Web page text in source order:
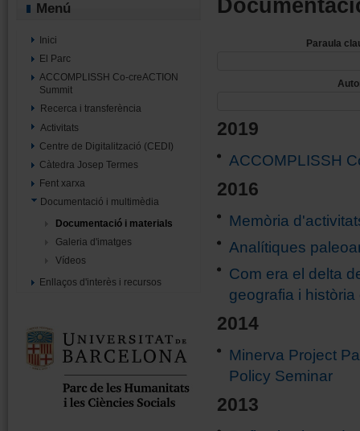
Menú
Inici
El Parc
ACCOMPLISSH Co-creACTION
Summit
Recerca i transferència
Activitats
Centre de Digitalització (CEDI)
Càtedra Josep Termes
Fent xarxa
Documentació i multimèdia
Documentació i materials
Galeria d'imatges
Vídeos
Enllaços d'interès i recursos
Paraula
2019
ACCOMPLISSH
2016
Memòria
Analítiques
Com era el delta
geografia i
2014
Minerva Project
Policy Seminar
2013